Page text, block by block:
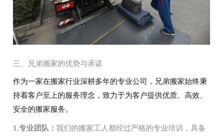
三、兄弟搬家的优势与承诺
作为一家在搬家行业深耕多年的专业公司，兄弟搬家始终秉
持着客户至上的服务理念，致力于为客户提供优质、高效、
安全的搬家服务。
1.专业团队：我们的搬家工人都经过严格的专业培训，具备